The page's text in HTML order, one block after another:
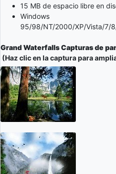
15 MB de espacio libre en
Windows
95/98/NT/2000/XP/Vista/7/
Grand Waterfalls Capturas de
(Haz clic en la captura para